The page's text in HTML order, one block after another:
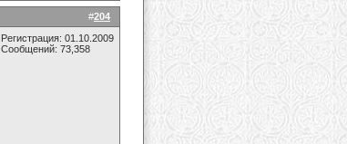
#204
Регистрация: 01.10.2009
Сообщений: 73,358